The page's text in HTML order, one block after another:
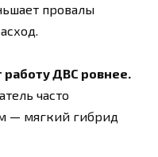
провалы
работу ДВС ровнее.
часто
— мягкий гибрид